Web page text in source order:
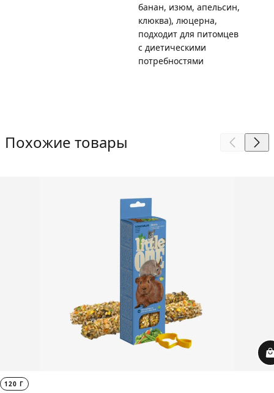
банан, изюм, апельсин,
клюква), люцерна,
подходит для питомцев
с диетическими
потребностями
Похожие товары
120 Г